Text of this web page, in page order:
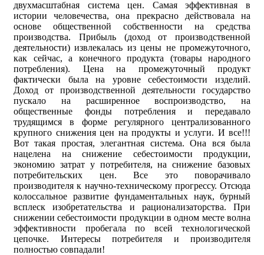
двухмасштабная система цен. Самая эффективная в
истории человечества, она прекрасно действовала на
основе общественной собственности на средства
производства. Прибыль (доход от производственной
деятельности) извлекалась из цены не промежуточного,
как сейчас, а конечного продукта (товары народного
потребления). Цена на промежуточный продукт
фактически была на уровне себестоимости изделий.
Доход от производственной деятельности государство
пускало на расширенное воспроизводство, на
общественные фонды потребления и передавало
трудящимся в форме регулярного централизованного
крупного снижения цен на продукты и услуги. И все!!!
Вот такая простая, элегантная система. Она вся была
нацелена на снижение себестоимости продукции,
экономию затрат у потребителя, на снижение базовых
потребительских цен. Все это поворачивало
производителя к научно-техническому прогрессу. Отсюда
колоссальное развитие фундаментальных наук, бурный
всплеск изобретательства и рационализаторства. При
снижении себестоимости продукции в одном месте волна
эффективности пробегала по всей технологической
цепочке. Интересы потребителя и производителя
полностью совпадали!